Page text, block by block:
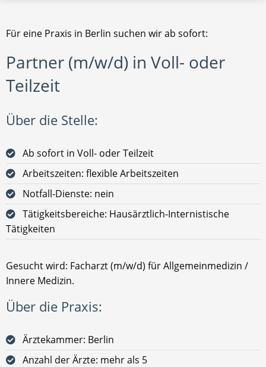
Für eine Praxis in Berlin suchen wir ab sofort:
Partner (m/w/d) in Voll- oder
Teilzeit
Über die Stelle:
Ab sofort in Voll- oder Teilzeit
Arbeitszeiten: flexible Arbeitszeiten
Notfall-Dienste: nein
Tätigkeitsbereiche: Hausärztlich-Internistische
Tätigkeiten
Gesucht wird: Facharzt (m/w/d) für Allgemeinmedizin /
Innere Medizin.
Über die Praxis:
Ärztekammer: Berlin
Anzahl der Ärzte: mehr als 5